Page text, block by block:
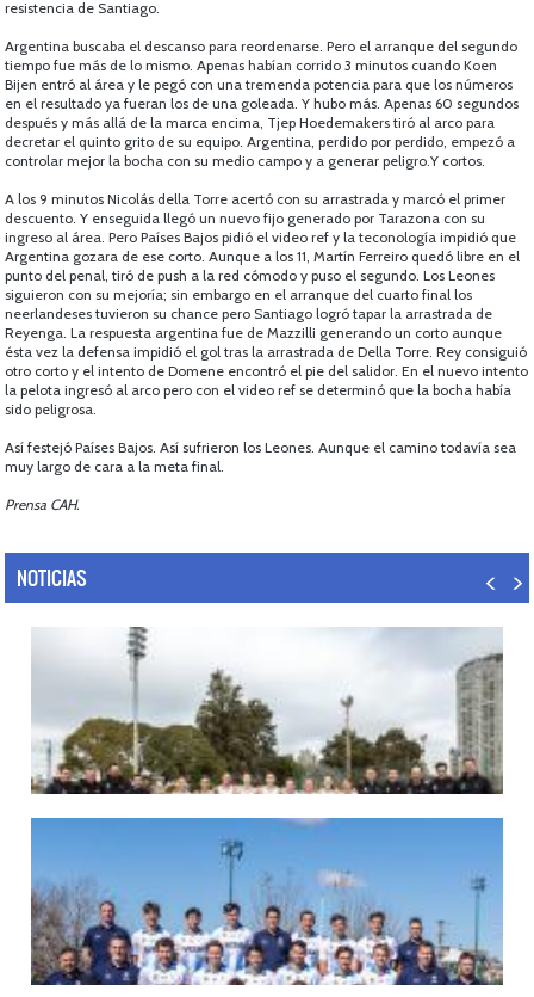
resistencia de Santiago.
Argentina buscaba el descanso para reordenarse. Pero el arranque del segundo
tiempo fue más de lo mismo. Apenas habían corrido 3 minutos cuando Koen
Bijen entró al área y le pegó con una tremenda potencia para que los números
en el resultado ya fueran los de una goleada. Y hubo más. Apenas 60 segundos
después y más allá de la marca encima, Tjep Hoedemakers tiró al arco para
decretar el quinto grito de su equipo. Argentina, perdido por perdido, empezó a
controlar mejor la bocha con su medio campo y a generar peligro.Y cortos.
A los 9 minutos Nicolás della Torre acertó con su arrastrada y marcó el primer
descuento. Y enseguida llegó un nuevo fijo generado por Tarazona con su
ingreso al área. Pero Países Bajos pidió el video ref y la teconología impidió que
Argentina gozara de ese corto. Aunque a los 11, Martín Ferreiro quedó libre en el
punto del penal, tiró de push a la red cómodo y puso el segundo. Los Leones
siguieron con su mejoría; sin embargo en el arranque del cuarto final los
neerlandeses tuvieron su chance pero Santiago logró tapar la arrastrada de
Reyenga. La respuesta argentina fue de Mazzilli generando un corto aunque
ésta vez la defensa impidió el gol tras la arrastrada de Della Torre. Rey consiguió
otro corto y el intento de Domene encontró el pie del salidor. En el nuevo intento
la pelota ingresó al arco pero con el video ref se determinó que la bocha había
sido peligrosa.
Así festejó Países Bajos. Así sufrieron los Leones. Aunque el camino todavía sea
muy largo de cara a la meta final.
Prensa CAH.
NOTICIAS
07/08/2026
LAS LEONAS LISTAS PARA DISPUTAR EL MUNDIAL 2026
Del 15 al 30 de agosto, el seleccionado argentino femenino de hockey disputará
la Copa del Mundo en Países Bajos y Bélgica. El debut será ante Estados Unidos.